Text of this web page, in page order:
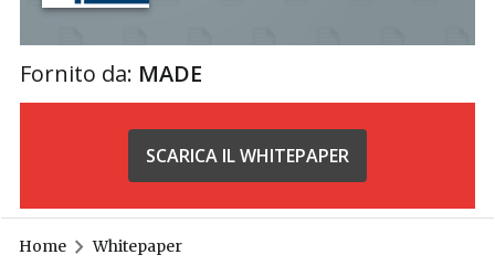
Fornito da: MADE
SCARICA IL WHITEPAPER
Home Whitepaper